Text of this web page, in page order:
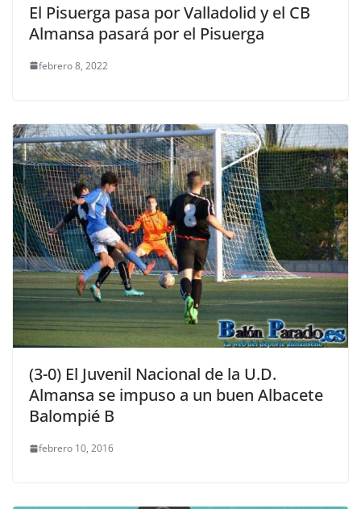
El Pisuerga pasa por Valladolid y el CB
Almansa pasará por el Pisuerga
febrero 8, 2022
(3-0) El Juvenil Nacional de la U.D.
Almansa se impuso a un buen Albacete
Balompié B
febrero 10, 2016